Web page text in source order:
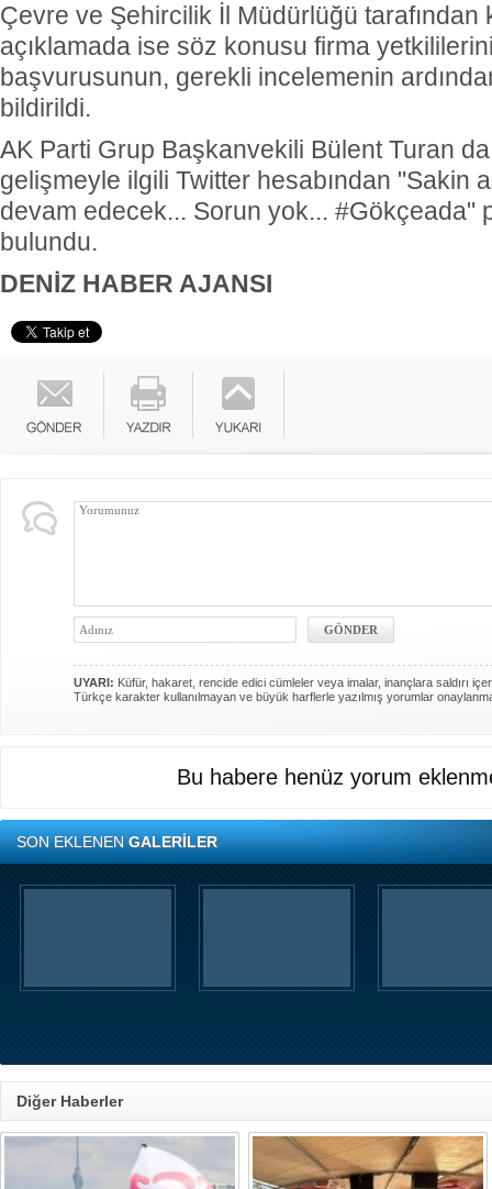
Çevre ve Şehircilik İl Müdürlüğü tarafından
açıklamada ise söz konusu firma
başvurusunun, gerekli incelemenin
bildirildi.
AK Parti Grup Başkanvekili Bülent Turan
gelişmeyle ilgili Twitter hesabından "Sakin
devam edecek... Sorun yok... #Gökçeada"
bulundu.
DENİZ HABER AJANSI
UYARI: Küfür, hakaret, rencide edici cümleler veya imalar, inançlara saldırı
Türkçe karakter kullanılmayan ve büyük harflerle yazılmış yorumlar
Bu habere henüz yorum
SON EKLENENGALERİLER
Diğer Haberler